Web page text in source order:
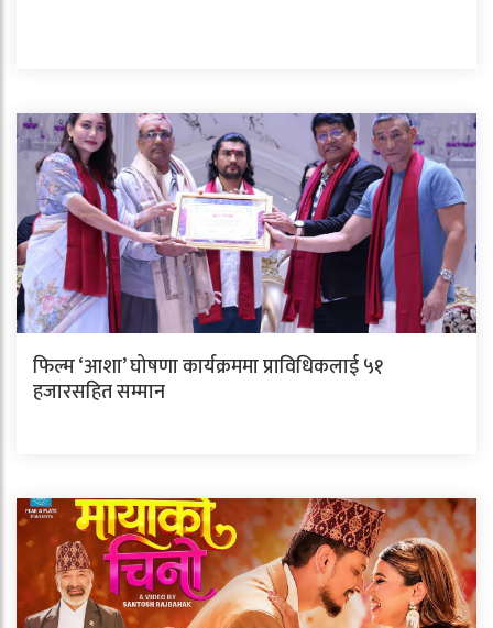
फिल्म ‘आशा’ घोषणा कार्यक्रममा प्राविधिकलाई ५१
हजारसहित सम्मान